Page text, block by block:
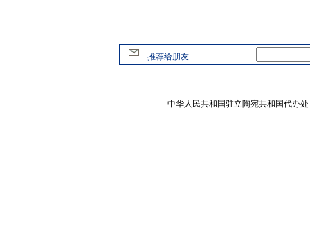
推荐给朋友
中华人民共和国驻立陶宛共和国代办处